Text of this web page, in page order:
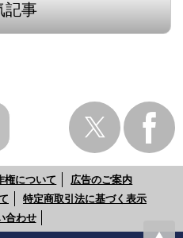
記事
権について
広告のご案内
特定商取引法に基づく表示
合わせ